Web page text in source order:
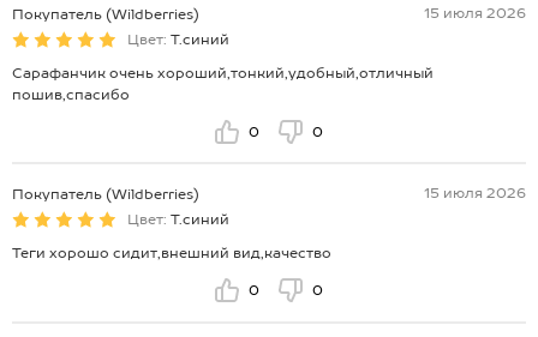
Покупатель (Wildberries)
15 июля 2026
Цвет: Т.синий
Сарафанчик очень хороший,тонкий,удобный,отличный
пошив,спасибо
0 0
Покупатель (Wildberries)
15 июля 2026
Цвет: Т.синий
Теги хорошо сидит,внешний вид,качество
0 0